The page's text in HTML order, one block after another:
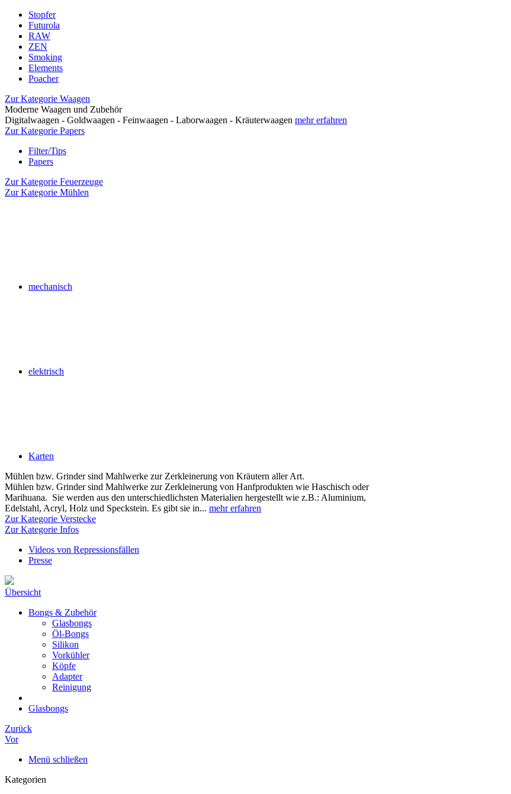
Stopfer
Futurola
RAW
ZEN
Smoking
Elements
Poacher
Zur Kategorie Waagen
Moderne Waagen und Zubehör
Digitalwaagen - Goldwaagen - Feinwaagen - Laborwaagen - Kräuterwaagen mehr erfahren
Zur Kategorie Papers
Filter/Tips
Papers
Zur Kategorie Feuerzeuge
Zur Kategorie Mühlen
mechanisch
elektrisch
Karten
Mühlen bzw. Grinder sind Mahlwerke zur Zerkleinerung von Kräutern aller Art.
Mühlen bzw. Grinder sind Mahlwerke zur Zerkleinerung von Hanfprodukten wie Haschisch oder
Marihuana. Sie werden aus den unterschiedlichsten Materialien hergestellt wie z.B.: Aluminium,
Edelstahl, Acryl, Holz und Speckstein. Es gibt sie in... mehr erfahren
Zur Kategorie Verstecke
Zur Kategorie Infos
Videos von Repressionsfällen
Presse
Übersicht
Bongs & Zubehör
Glasbongs
Öl-Bongs
Silikon
Vorkühler
Köpfe
Adapter
Reinigung
Glasbongs
Zurück
Vor
Menü schließen
Kategorien